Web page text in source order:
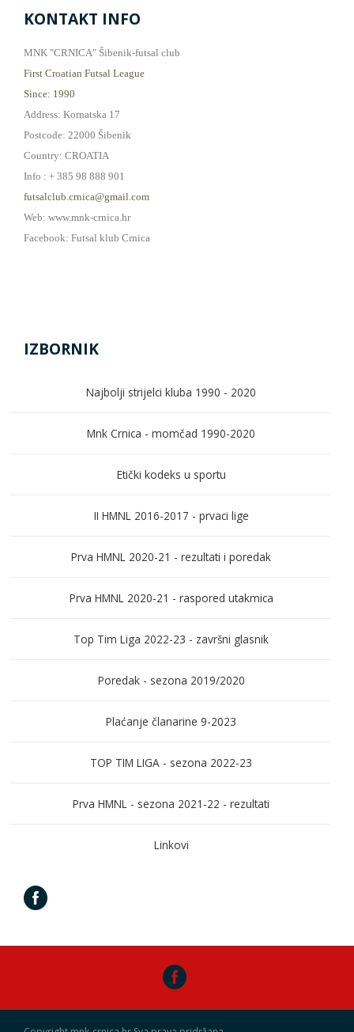
KONTAKT INFO
MNK "CRNICA" Šibenik-futsal club
First Croatian Futsal League
Since: 1990
Address: Kornatska 17
Postcode: 22000 Šibenik
Country: CROATIA
Info : + 385 98 888 901
futsalclub.crnica@gmail.com
Web: www.mnk-crnica.hr
Facebook: Futsal klub Crnica
IZBORNIK
Najbolji strijelci kluba 1990 - 2020
Mnk Crnica - momčad 1990-2020
Etički kodeks u sportu
II HMNL 2016-2017 - prvaci lige
Prva HMNL 2020-21 - rezultati i poredak
Prva HMNL 2020-21 - raspored utakmica
Top Tim Liga 2022-23 - završni glasnik
Poredak - sezona 2019/2020
Plaćanje članarine 9-2023
TOP TIM LIGA - sezona 2022-23
Prva HMNL - sezona 2021-22 - rezultati
Linkovi